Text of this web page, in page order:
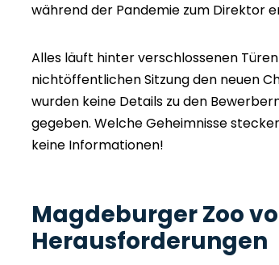
während der Pandemie zum Direktor
Alles läuft hinter verschlossenen
nichtöffentlichen Sitzung den neuen
wurden keine Details zu den
gegeben. Welche Geheimnisse
keine Informationen!
Magdeburger Zoo
Herausforderungen